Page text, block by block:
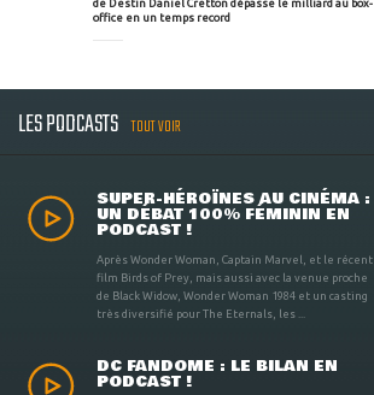
de Destin Daniel Cretton dépasse le milliard au box-
office en un temps record
LES PODCASTS TOUT VOIR
SUPER-HÉROÏNES AU CINÉMA :
UN DÉBAT 100% FÉMININ EN
PODCAST !
Après Wonder Woman, Captain Marvel, et le récent
film Birds of Prey, mais aussi avec la venue proche
de Black Widow, Wonder Woman 1984 et un casting
très diversifié pour The Eternals, les ...
DC FANDOME : LE BILAN EN
PODCAST !